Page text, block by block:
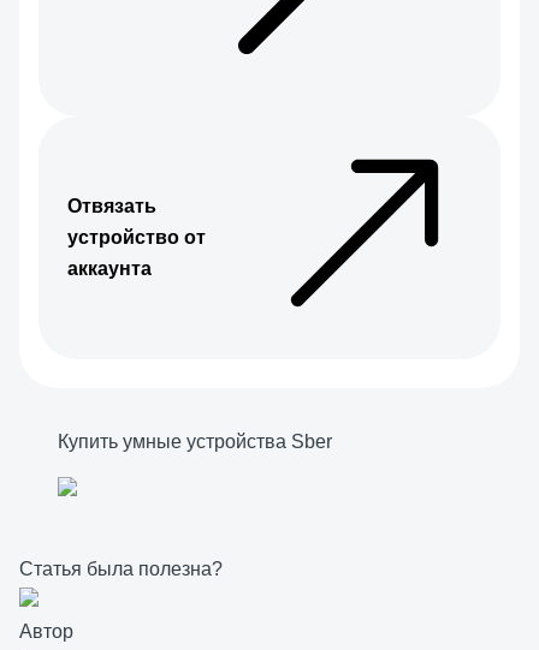
Отвязать
устройство от
аккаунта
Купить умные устройства Sber
Статья была полезна?
Автор